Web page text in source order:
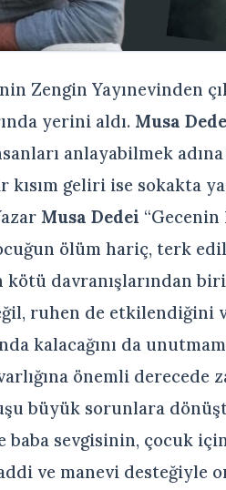
Zengin Yayınevinden
yerini aldı. Musa
anlayabilmek
kısım geliri ise sokakta
Musa Dedei
ölüm hariç, terk
kötü davranışlarından
ruhen de
kalacağını da
önemli derecede
büyük sorunlara
baba sevgisinin, çocuk
ve manevi